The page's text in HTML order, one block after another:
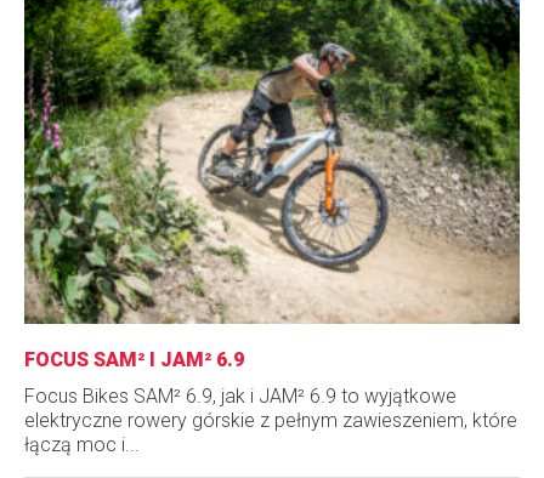
FOCUS SAM² I JAM² 6.9
Focus Bikes SAM² 6.9, jak i JAM² 6.9 to wyjątkowe
elektryczne rowery górskie z pełnym zawieszeniem, które
łączą moc i...